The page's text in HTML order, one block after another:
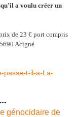
a voulu créer un
de 23 € port compris
Acigné
passe-t-il-a-La-
génocidaire de